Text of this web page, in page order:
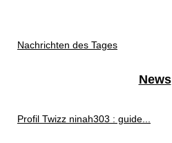
Nachrichten des Tages
News
Profil Twizz ninah303 : guide...